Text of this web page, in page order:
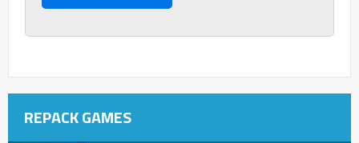
REPACK GAMES